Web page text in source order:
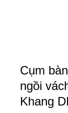
Cụm
ngồi
Khang